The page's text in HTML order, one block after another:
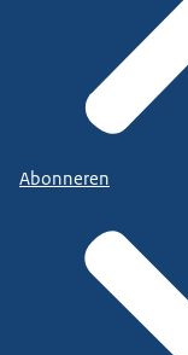
Abonneren